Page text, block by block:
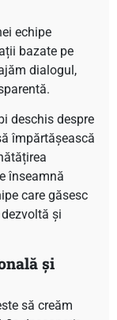
echipe
bazate pe
dialogul,
deschis despre
împărtășească
înseamnă
care găsesc
și
și
să creăm